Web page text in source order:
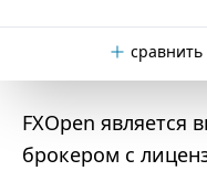
сравнить
FXOpen является
брокером с